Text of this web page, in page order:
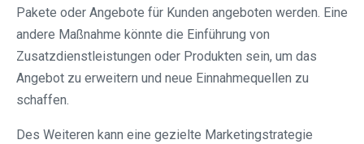
Pakete oder Angebote für Kunden angeboten werden. Eine
andere Maßnahme könnte die Einführung von
Zusatzdienstleistungen oder Produkten sein, um das
Angebot zu erweitern und neue Einnahmequellen zu
schaffen.
Des Weiteren kann eine gezielte Marketingstrategie